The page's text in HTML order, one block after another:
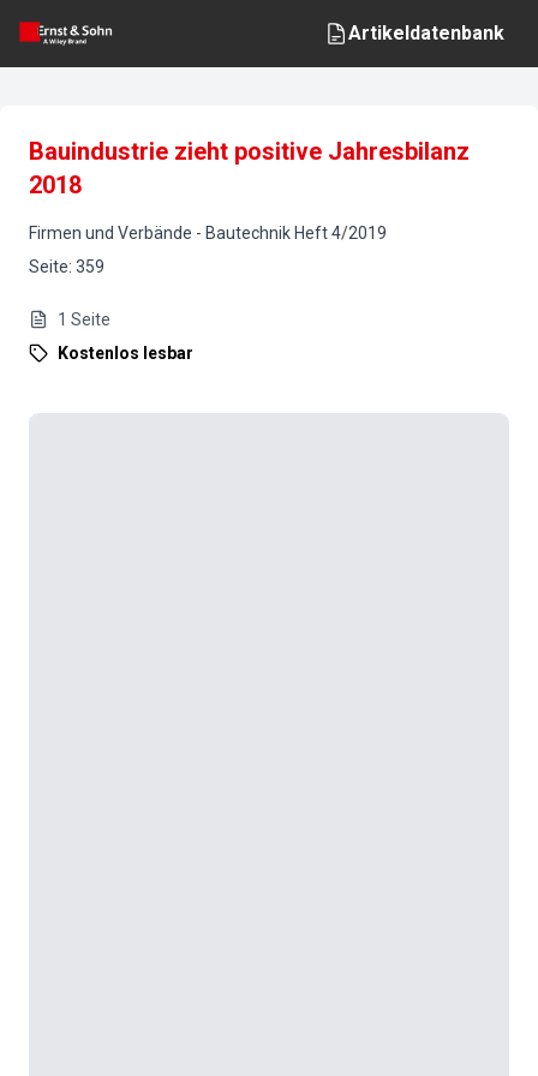
Artikeldatenbank
Bauindustrie zieht positive Jahresbilanz
2018
Firmen und Verbände - Bautechnik Heft4/2019
Seite: 359
1 Seite
Kostenlos lesbar